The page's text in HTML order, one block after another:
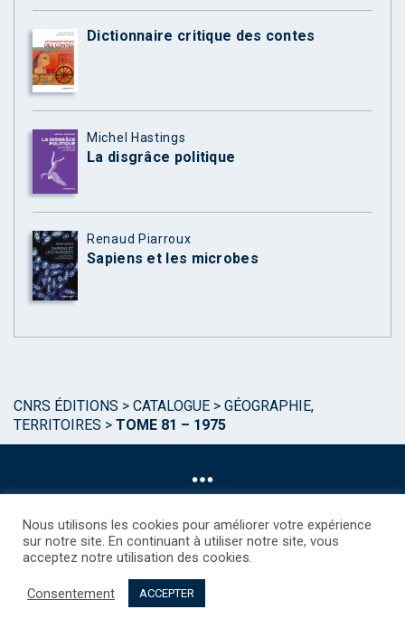
Dictionnaire critique des contes
Michel Hastings
La disgrâce politique
Renaud Piarroux
Sapiens et les microbes
CNRS ÉDITIONS > CATALOGUE > GÉOGRAPHIE,
TERRITOIRES > TOME 81 – 1975
©CNRS EDITIONS 2025
Droits étrangers / Foreign rights
Nous utilisons les cookies pour améliorer votre expérience
sur notre site. En continuant à utiliser notre site, vous
acceptez notre utilisation des cookies.
Consentement ACCEPTER